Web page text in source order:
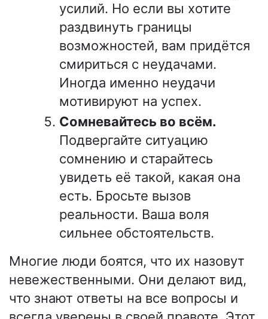
усилий. Но если вы хотите
раздвинуть границы
возможностей, вам придётся
смириться с неудачами.
Иногда именно неудачи
мотивируют на успех.
Сомневайтесь во всём.
Подвергайте ситуацию
сомнению и старайтесь
увидеть её такой, какая она
есть. Бросьте вызов
реальности. Ваша воля
сильнее обстоятельств.
Многие люди боятся, что их назовут
невежественными. Они делают вид,
что знают ответы на все вопросы и